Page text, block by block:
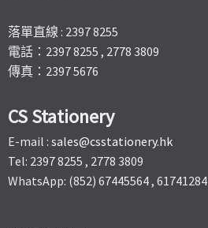
落單直線 : 2397 8255
電話：2397 8255 , 2778 3809
傳真：2397 5676
CS Stationery
E-mail : sales@csstationery.hk
Tel: 2397 8255 , 2778 3809
WhatsApp: (852) 67445564 , 61741284